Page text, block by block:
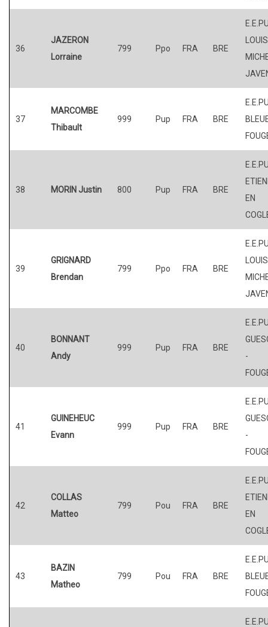
36
JAZERON
Lorraine
799 Ppo FRA BRE
37
MARCOMBE
Thibault
999 Pup FRA BRE
38 MORIN Justin 800 Pup FRA BRE
EN
39
GRIGNARD
Brendan
799 Ppo FRA BRE
40
BONNANT
Andy
999 Pup FRA BRE
-
41
GUINEHEUC
Evann
999 Pup FRA BRE
-
42
COLLAS
Matteo
799 Pou FRA BRE
EN
43
BAZIN
Matheo
799 Pou FRA BRE